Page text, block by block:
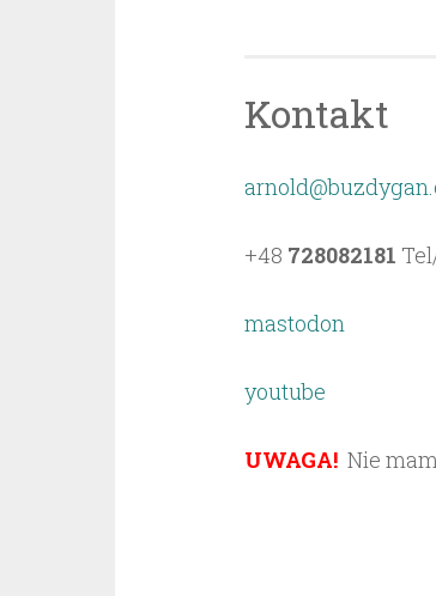
Kontakt
+48 728082181
mastodon
youtube
UWAGA! Nie